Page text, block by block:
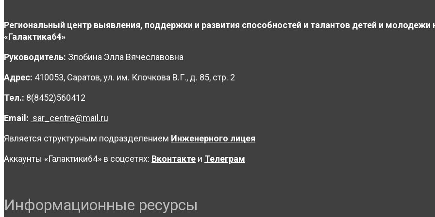
Региональный центр выявления, поддержки и развития способностей и талантов детей и молодежи
«Галактика64»
Руководитель: Злобина Элла Вячеславовна
Адрес: 410053, Саратов, ул. им. Клочкова В.Г., д. 85, стр. 2
Тел.: 8(8452)560412
Email: sar_centre@mail.ru
Является структурным подразделением Инженерного лицея
Аккаунты «Галактики64» в соцсетях: Вконтакте и Телеграм
Информационные ресурсы